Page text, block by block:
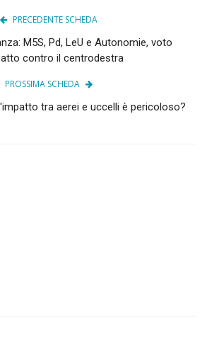
PRECEDENTE SCHEDA
M5S, Pd, LeU e Autonomie, voto
contro il centrodestra
PROSSIMA SCHEDA
tra aerei e uccelli è pericoloso?